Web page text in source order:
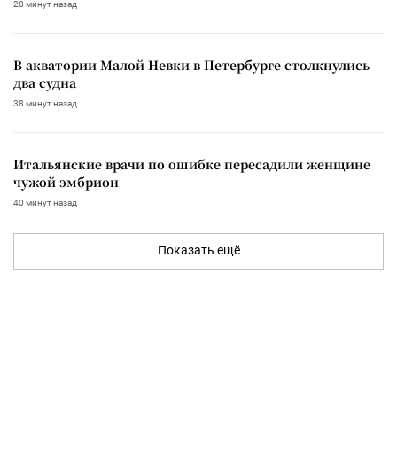
28 минут назад
В акватории Малой Невки в Петербурге столкнулись
два судна
38 минут назад
Итальянские врачи по ошибке пересадили женщине
чужой эмбрион
40 минут назад
Показать ещё